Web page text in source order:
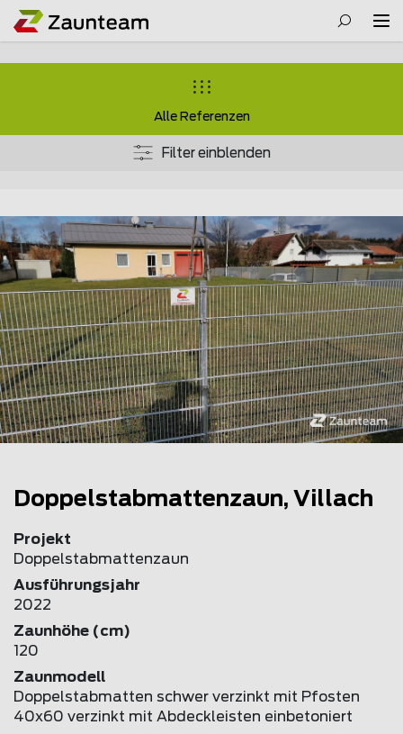
Alle Referenzen
Filter einblenden
Doppelstabmattenzaun, Villach
Projekt
Doppelstabmattenzaun
Ausführungsjahr
2022
Zaunhöhe (cm)
120
Zaunmodell
Doppelstabmatten schwer verzinkt mit Pfosten
40x60 verzinkt mit Abdeckleisten einbetoniert